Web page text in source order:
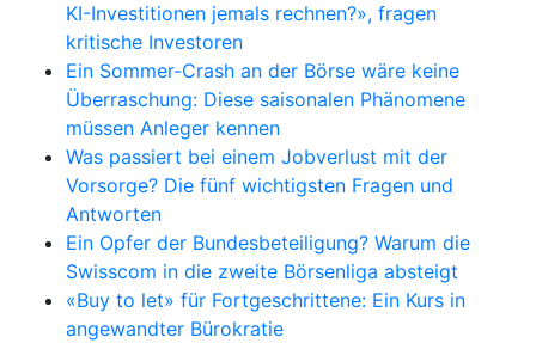
KI-Investitionen jemals rechnen?», fragen
kritische Investoren
Ein Sommer-Crash an der Börse wäre keine
Überraschung: Diese saisonalen Phänomene
müssen Anleger kennen
Was passiert bei einem Jobverlust mit der
Vorsorge? Die fünf wichtigsten Fragen und
Antworten
Ein Opfer der Bundesbeteiligung? Warum die
Swisscom in die zweite Börsenliga absteigt
«Buy to let» für Fortgeschrittene: Ein Kurs in
angewandter Bürokratie